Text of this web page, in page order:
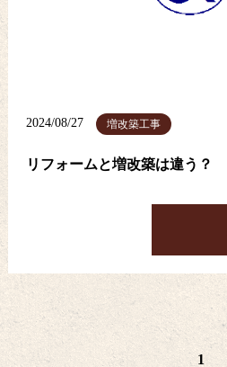
2024/08/27 増改築工事
リフォームと増改築は違う？
1